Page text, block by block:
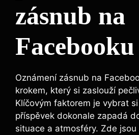
zásnub na
Facebooku
Oznámení zásnub na
krokem, který si zaslouží
Klíčovým faktorem je vybrat
příspěvek dokonale zapadá
situace a atmosféry. Zde jsou